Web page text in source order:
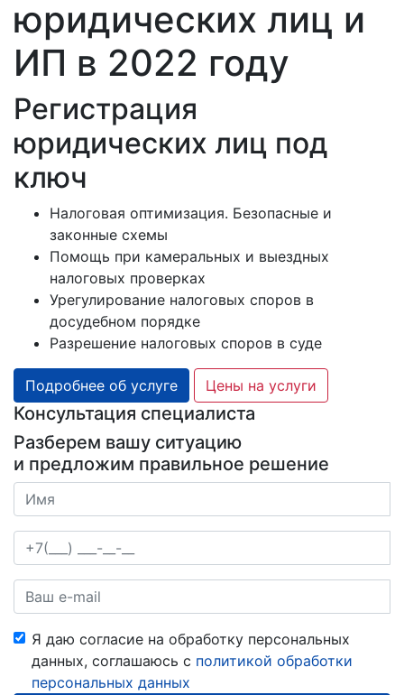
юридических лиц и
ИП в 2022 году
Регистрация
юридических лиц под
ключ
Налоговая оптимизация. Безопасные и
законные схемы
Помощь при камеральных и выездных
налоговых проверках
Урегулирование налоговых споров в
досудебном порядке
Разрешение налоговых споров в суде
Подробнее об услуге Цены на услуги
Консультация специалиста
Разберем вашу ситуацию
и предложим правильное решение
Я даю согласие на обработку персональных
данных, соглашаюсь с политикой обработки
персональных данных